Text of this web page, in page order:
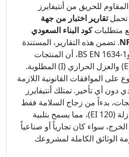
للحريق من أنتيفايرز
تحملتقارير اختبار من جهة
متطلباتكود البناء السعودي
. تضمن هذه التقارير، المستندة
إلى معايير مثل BS 476 وBS EN 1634-1، أن المنتجات
تحقق تصنيفات السلامة (E) والعزل الحراري (I) المطلوبة.
الموافقات القانونية اللازمة
دون أي تأخير. تمتلك أنتيفايرز
بدءاً من زجاج السلامة فقط
(E 90) وحتى الأنظمة العازلة (EI 120)، مما يسمح بتلبية
سواء كان تجارياً أو صناعياً
الوثائق الكاملة لمشروعك